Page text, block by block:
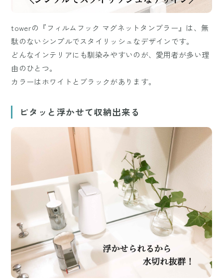
towerの『フィルムフック マグネットタンブラー』は、無
駄のないシンプルでスタイリッシュなデザインです。
どんなインテリアにも馴染みやすいのが、愛用者が多い理
由のひとつ。
カラーはホワイトとブラックがあります。
ピタッと浮かせて収納出来る